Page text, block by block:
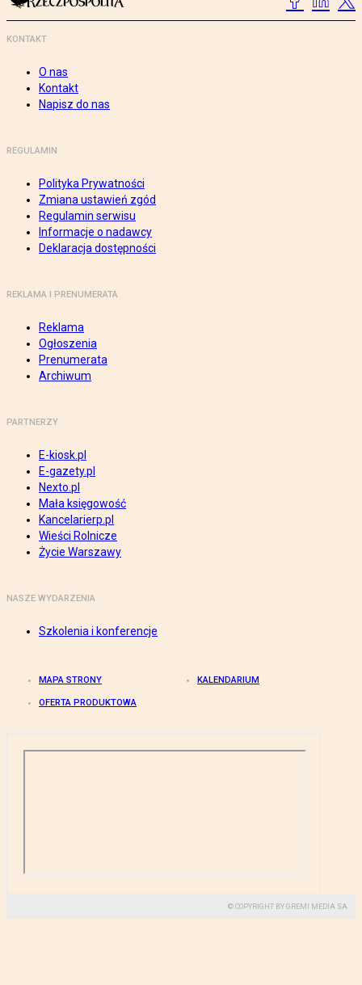
KONTAKT
O nas
Kontakt
Napisz do nas
REGULAMIN
Polityka Prywatności
Zmiana ustawień zgód
Regulamin serwisu
Informacje o nadawcy
Deklaracja dostępności
REKLAMA I PRENUMERATA
Reklama
Ogłoszenia
Prenumerata
Archiwum
PARTNERZY
E-kiosk.pl
E-gazety.pl
Nexto.pl
Mała księgowość
Kancelarierp.pl
Wieści Rolnicze
Życie Warszawy
NASZE WYDARZENIA
Szkolenia i konferencje
MAPA STRONY KALENDARIUM
OFERTA PRODUKTOWA
© COPYRIGHT BY GREMI MEDIA SA